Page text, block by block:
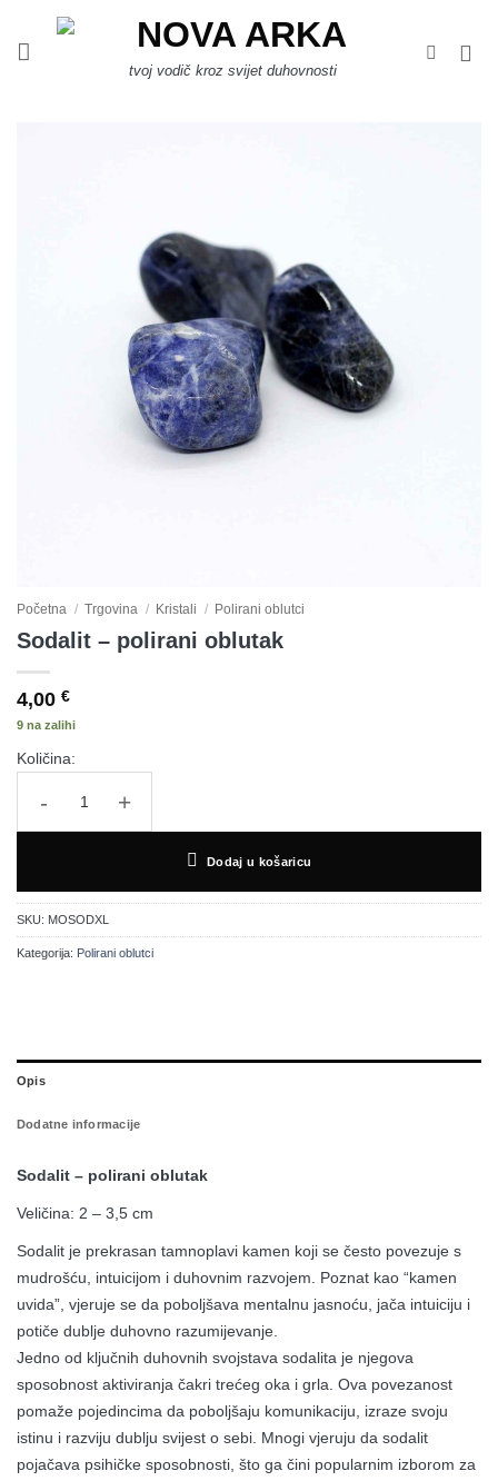
content
tvoj vodič kroz svijet duhovnosti
Početna / Trgovina / Kristali / Polirani oblutci
Sodalit – polirani oblutak
4,00 €
9 na zalihi
Količina:
Dodaj u košaricu
SKU: MOSODXL
Kategorija: Polirani oblutci
Opis
Dodatne informacije
Sodalit – polirani oblutak
Veličina: 2 – 3,5 cm
Sodalit je prekrasan tamnoplavi kamen koji se često povezuje s
mudrošću, intuicijom i duhovnim razvojem. Poznat kao “kamen
uvida”, vjeruje se da poboljšava mentalnu jasnoću, jača intuiciju i
potiče dublje duhovno razumijevanje.
Jedno od ključnih duhovnih svojstava sodalita je njegova
sposobnost aktiviranja čakri trećeg oka i grla. Ova povezanost
pomaže pojedincima da poboljšaju komunikaciju, izraze svoju
istinu i razviju dublju svijest o sebi. Mnogi vjeruju da sodalit
pojačava psihičke sposobnosti, što ga čini popularnim izborom za